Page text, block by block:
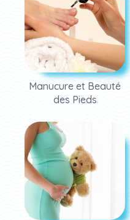
Manucure et Beauté
des Pieds